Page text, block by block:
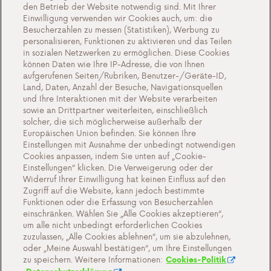
Eine nachhaltige Zukunft
Zeugnisse
Aktionen
Veranstaltungen
Arbeiten bei Antargaz
Kontakt
Cookie-Einstellungen
Wichtige Dokumente und Allgemeine
Geschaftsbedingungen
Datenschutz- und Cookie-Richtlinien
den Betrieb der Website notwendig sind. Mit Ihrer
Einwilligung verwenden wir Cookies auch, um: die
Besucherzahlen zu messen (Statistiken), Werbung zu
personalisieren, Funktionen zu aktivieren und das Teilen
in sozialen Netzwerken zu ermöglichen. Diese Cookies
können Daten wie Ihre IP-Adresse, die von Ihnen
aufgerufenen Seiten/Rubriken, Benutzer-/Geräte-ID,
Land, Daten, Anzahl der Besuche, Navigationsquellen
und Ihre Interaktionen mit der Website verarbeiten
sowie an Drittpartner weiterleiten, einschließlich
solcher, die sich möglicherweise außerhalb der
Europäischen Union befinden. Sie können Ihre
Einstellungen mit Ausnahme der unbedingt notwendigen
Cookies anpassen, indem Sie unten auf „Cookie-
Einstellungen“ klicken. Die Verweigerung oder der
Widerruf Ihrer Einwilligung hat keinen Einfluss auf den
Zugriff auf die Website, kann jedoch bestimmte
Funktionen oder die Erfassung von Besucherzahlen
einschränken. Wählen Sie „Alle Cookies akzeptieren“,
um alle nicht unbedingt erforderlichen Cookies
zuzulassen, „Alle Cookies ablehnen“, um sie abzulehnen,
oder „Meine Auswahl bestätigen“, um Ihre Einstellungen
zu speichern. Weitere Informationen: Cookies-Politik